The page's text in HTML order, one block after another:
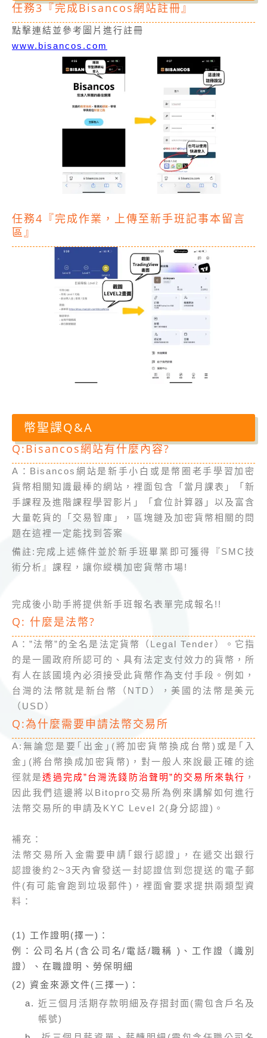
任務3『完成Bisancos網站註冊』
點擊連結並參考圖片進行註冊
www.bisancos.com
任務4『完成作業，上傳至新手班記事本留言
區』
幣聖課Q&A
Q:Bisancos網站有什麼內容?
A：Bisancos網站是新手小白或是幣圈老手學習加密
貨幣相關知識最棒的網站，裡面包含「當月課表」「新
手課程及進階課程學習影片」「倉位計算器」以及富含
大量乾貨的「交易智庫」，區塊鏈及加密貨幣相關的問
題在這裡一定能找到答案
備註:完成上述條件並於新手班畢業即可獲得『SMC技
術分析』課程，讓你縱橫加密貨幣市場!
完成後小助手將提供新手班報名表單完成報名!!
Q: 什麼是法幣?
A：”法幣”的全名是法定貨幣（Legal Tender）。它指
的是一國政府所認可的、具有法定支付效力的貨幣，所
有人在該國境內必須接受此貨幣作為支付手段。例如，
台灣的法幣就是新台幣（NTD），美國的法幣是美元
（USD）
Q:為什麼需要申請法幣交易所
A:無論您是要｢出金｣(將加密貨幣換成台幣)或是｢入
金｣(將台幣換成加密貨幣)，對一般人來說最正確的途
徑就是透過完成”台灣洗錢防治聲明”的交易所來執行 ，
因此我們這邊將以Bitopro交易所為例來講解如何進行
法幣交易所的申請及KYC Level 2(身分認證)。
補充：
法幣交易所入金需要申請｢銀行認證｣，在遞交出銀行
認證後約2~3天內會發送一封認證信到您提送的電子郵
件(有可能會跑到垃圾郵件)，裡面會要求提拱兩類型資
料：
(1) 工作證明(擇一)：
例：公司名片(含公司名/電話/職稱 )、工作證（識別
證）、在職證明、勞保明細
(2) 資金來源文件(三擇一)：
近三個月活期存款明細及存摺封面(需包含戶名及
帳號)